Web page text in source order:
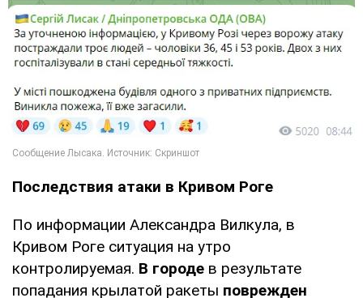
Последствия атаки в Кривом Роге
По информации Александра Вилкула, в
Кривом Роге ситуация на утро
контролируемая. В городе в результате
попадания крылатой ракеты поврежден